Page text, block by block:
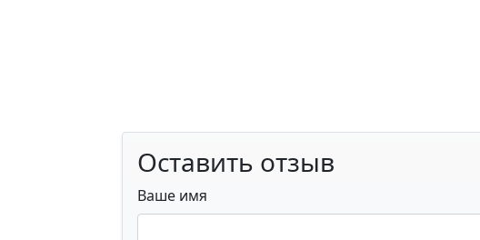
Оставить отзыв
Ваше имя